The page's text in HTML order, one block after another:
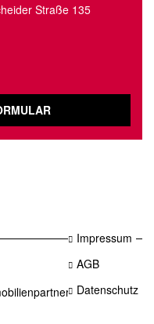
Straße 135
in Essen.
Impressum
AGB
Datenschutz